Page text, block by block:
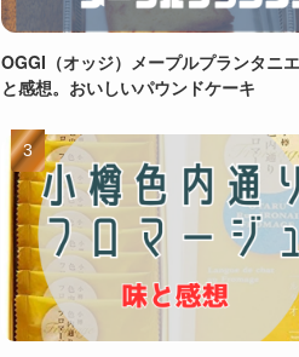
OGGI（オッジ）メープルプランタニ
と感想。おいしいパウンドケーキ